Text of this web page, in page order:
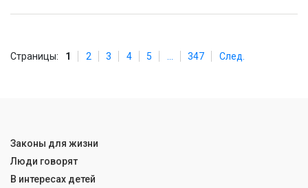
Страницы: 1 2 3 4 5 347 След.
Законы для жизни
Люди говорят
В интересах детей